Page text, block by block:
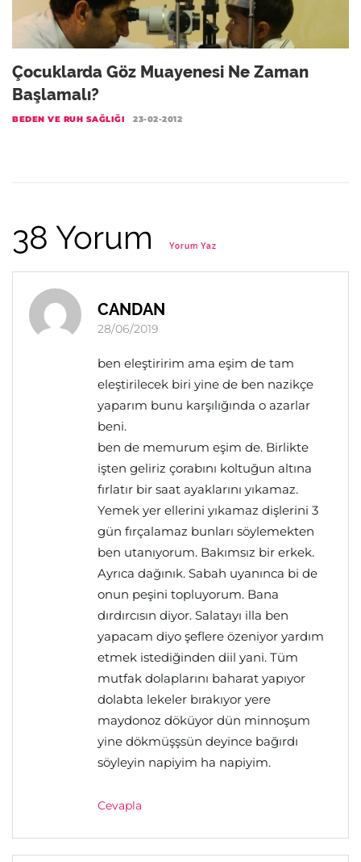
Çocuklarda Göz Muayenesi Ne Zaman
Başlamalı?
BEDEN VE RUH SAĞLIĞI 23-02-2012
38 Yorum Yorum Yaz
CANDAN
28/06/2019
ben eleştiririm ama eşim de tam
eleştirilecek biri yine de ben nazikçe
yaparım bunu karşılığında o azarlar
beni.
ben de memurum eşim de. Birlikte
işten geliriz çorabını koltuğun altına
fırlatır bir saat ayaklarını yıkamaz.
Yemek yer ellerini yıkamaz dişlerini 3
gün fırçalamaz bunları söylemekten
ben utanıyorum. Bakımsız bir erkek.
Ayrıca dağınık. Sabah uyanınca bi de
onun peşini topluyorum. Bana
dırdırcısın diyor. Salatayı illa ben
yapacam diyo şeflere özeniyor yardım
etmek istediğinden diil yani. Tüm
mutfak dolaplarını baharat yapıyor
dolabta lekeler bırakıyor yere
maydonoz döküyor dün minnoşum
yine dökmüşşsün deyince bağırdı
söyleyin napiyim ha napiyim.
Cevapla